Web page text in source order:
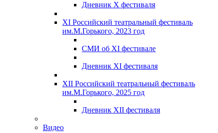
Дневник X фестиваля
XI Российский театральный фестиваль
им.М.Горького, 2023 год
СМИ об XI фестивале
Дневник XI фестиваля
XII Российский театральный фестиваль
им.М.Горького, 2025 год
Дневник XII фестиваля
Видео